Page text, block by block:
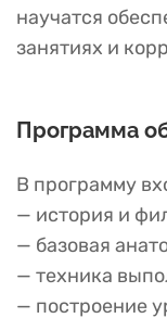
научатся
занятиях и
Программа
В программу
— история и
— базовая
— техника
— построение